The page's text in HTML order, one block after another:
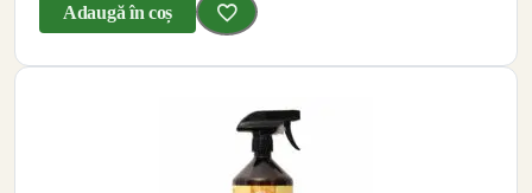
Adaugă în coș